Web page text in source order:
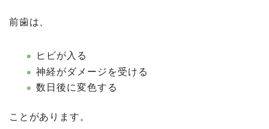
前歯は、
ヒビが入る
神経がダメージを受ける
数日後に変色する
ことがあります。